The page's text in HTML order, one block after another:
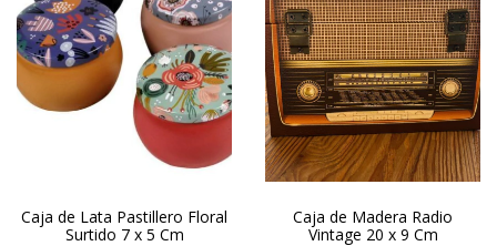
Caja de Lata Pastillero Floral
Surtido 7 x 5 Cm
Caja de Madera Radio
Vintage 20 x 9 Cm